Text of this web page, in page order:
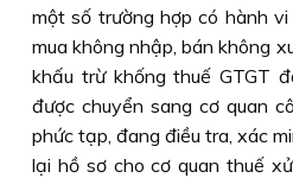
một số trường hợp có hành
mua không nhập, bán không
khấu trừ khống thuế GTGT
được chuyển sang cơ quan
phức tạp, đang điều tra, xác
lại hồ sơ cho cơ quan thuế